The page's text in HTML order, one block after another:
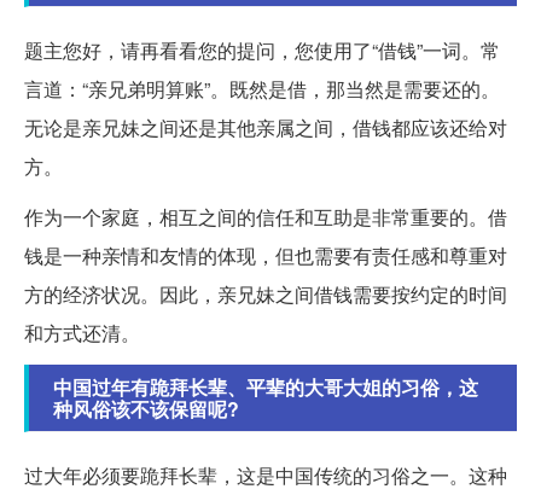
题主您好，请再看看您的提问，您使用了“借钱”一词。常
言道：“亲兄弟明算账”。既然是借，那当然是需要还的。
无论是亲兄妹之间还是其他亲属之间，借钱都应该还给对
方。
作为一个家庭，相互之间的信任和互助是非常重要的。借
钱是一种亲情和友情的体现，但也需要有责任感和尊重对
方的经济状况。因此，亲兄妹之间借钱需要按约定的时间
和方式还清。
中国过年有跪拜长辈、平辈的大哥大姐的习俗，这
种风俗该不该保留呢?
过大年必须要跪拜长辈，这是中国传统的习俗之一。这种